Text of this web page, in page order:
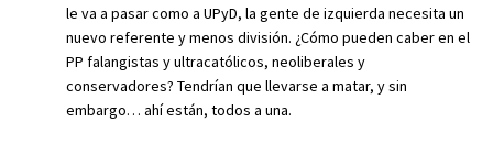
le va a pasar como a UPyD, la gente de izquierda necesita un
nuevo referente y menos división. ¿Cómo pueden caber en el
PP falangistas y ultracatólicos, neoliberales y
conservadores? Tendrían que llevarse a matar, y sin
embargo… ahí están, todos a una.